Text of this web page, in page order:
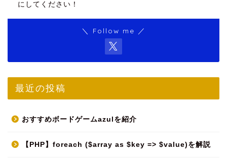
にしてください！
＼ Follow me ／
最近の投稿
おすすめボードゲームazulを紹介
【PHP】foreach ($array as $key => $value)を解説